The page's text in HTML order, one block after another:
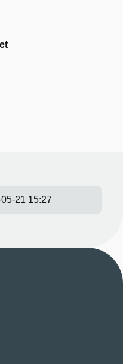
21 15:27